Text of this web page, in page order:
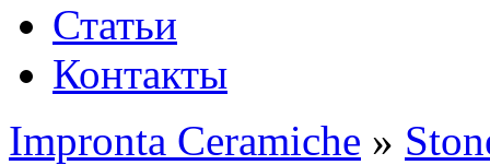
Статьи
Контакты
Impronta Ceramiche »